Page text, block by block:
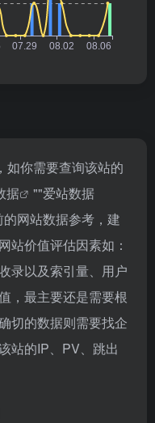
如你需要查询该站的
据 ""爱站数据
网站数据参考，建
站价值评估因素如：
录以及索引量、用户
，最主要还是需要根
切的数据则需要找企
站的IP、PV、跳出